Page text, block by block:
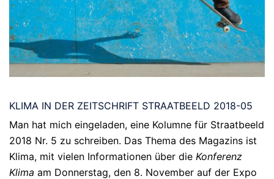
KLIMA IN DER ZEITSCHRIFT STRAATBEELD 2018-05
Man hat mich eingeladen, eine Kolumne für Straatbeeld
2018 Nr. 5 zu schreiben. Das Thema des Magazins ist
Klima, mit vielen Informationen über die Konferenz
Klima am Donnerstag, den 8. November auf der Expo